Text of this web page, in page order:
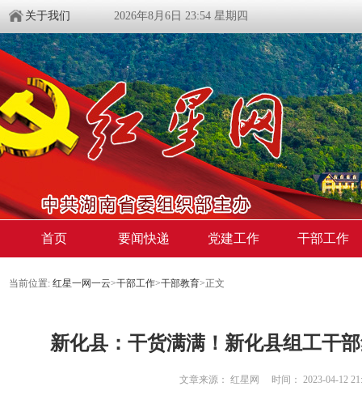
关于我们 2026年8月6日 23:54 星期四
首页 要闻快递 党建工作 干部工作
当前位置: 红星一网一云>干部工作>干部教育>正文
新化县：干货满满！新化县组工干
文章来源： 红星网 时间： 2023-04-12